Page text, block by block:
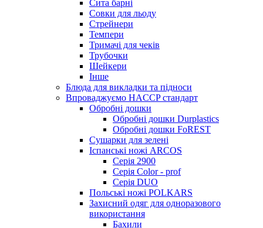
Сита барні
Совки для льоду
Стрейнери
Темпери
Тримачі для чеків
Трубочки
Шейкери
Інше
Блюда для викладки та підноси
Впроваджуємо HACCP стандарт
Обробні дошки
Обробні дошки Durplastics
Обробні дошки FoREST
Сушарки для зелені
Іспанські ножі ARCOS
Серія 2900
Серія Color - prof
Серія DUO
Польські ножі POLKARS
Захисний одяг для одноразового
використання
Бахили